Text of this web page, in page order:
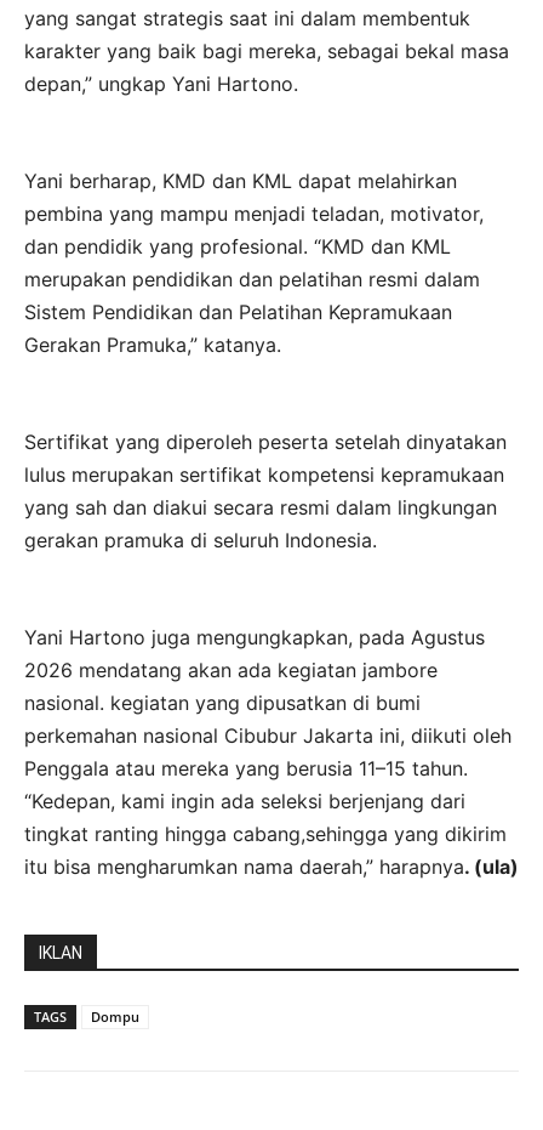
yang sangat strategis saat ini dalam membentuk
karakter yang baik bagi mereka, sebagai bekal masa
depan,” ungkap Yani Hartono.
Yani berharap, KMD dan KML dapat melahirkan
pembina yang mampu menjadi teladan, motivator,
dan pendidik yang profesional. “KMD dan KML
merupakan pendidikan dan pelatihan resmi dalam
Sistem Pendidikan dan Pelatihan Kepramukaan
Gerakan Pramuka,” katanya.
Sertifikat yang diperoleh peserta setelah dinyatakan
lulus merupakan sertifikat kompetensi kepramukaan
yang sah dan diakui secara resmi dalam lingkungan
gerakan pramuka di seluruh Indonesia.
Yani Hartono juga mengungkapkan, pada Agustus
2026 mendatang akan ada kegiatan jambore
nasional. kegiatan yang dipusatkan di bumi
perkemahan nasional Cibubur Jakarta ini, diikuti oleh
Penggala atau mereka yang berusia 11–15 tahun.
“Kedepan, kami ingin ada seleksi berjenjang dari
tingkat ranting hingga cabang,sehingga yang dikirim
itu bisa mengharumkan nama daerah,” harapnya. (ula)
IKLAN
TAGS Dompu